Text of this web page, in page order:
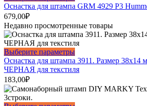
товар
несколько
вариаций.
Опции
можно
выбрать
на
странице
товара.
Оснастка для штампа GRM 4929 P3
679,00₽
Недавно просмотренные товары
Выберите параметрыЭтот
товар
имеет
вариаций.
можно
Оснастка для штампа 3911. Размер 38х14
ЧЕРНАЯ для текстиля
183,00₽